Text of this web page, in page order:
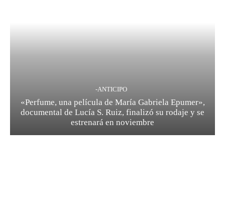
-ANTICIPO
«Perfume, una película de María Gabriela Epumer»,
documental de Lucía S. Ruiz, finalizó su rodaje y se
estrenará en noviembre